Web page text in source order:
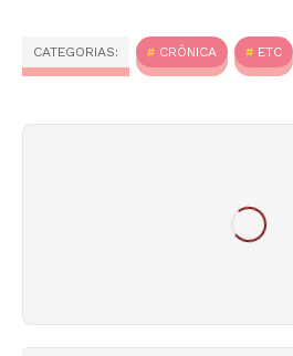
CATEGORIAS: CRÔNICA ETC